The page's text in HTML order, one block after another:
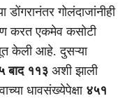
डोंगरानंतर गोलंदाजांनीही
करत एकमेव कसोटी
केली आहे. दुसऱ्या
बाद ११३ अशी झाली
धावसंख्येपेक्षा ४५१